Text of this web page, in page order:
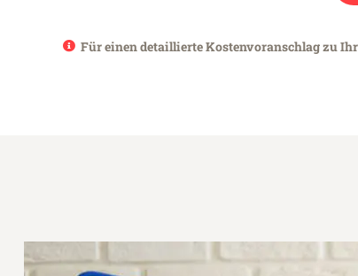
Für einen detaillierte Kostenvoranschlag zu